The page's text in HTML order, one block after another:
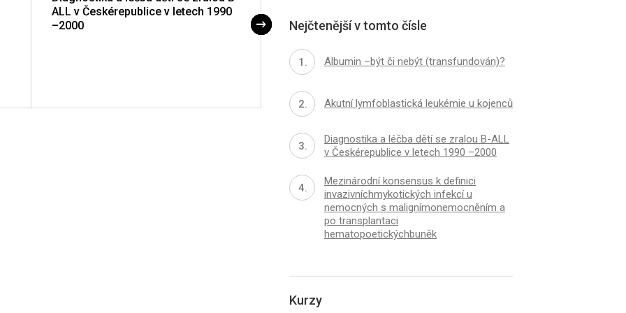
ALL v Českérepublice v letech 1990
–2000
Nejčtenější v tomto čísle
Albumin –být či nebýt (transfundován)?
Akutní lymfoblastická leukémie u kojenců
Diagnostika a léčba dětí se zralou B-ALL
v Českérepublice v letech 1990 –2000
Mezinárodní konsensus k definici
invazivníchmykotických infekcí u
nemocných s malignímonemocněním a
po transplantaci
hematopoetickýchbuněk
Kurzy